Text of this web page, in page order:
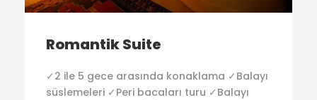
Romantik Suite
✓2 ile 5 gece arasında konaklama ✓Balayı
süslemeleri ✓Peri bacaları turu ✓Balayı